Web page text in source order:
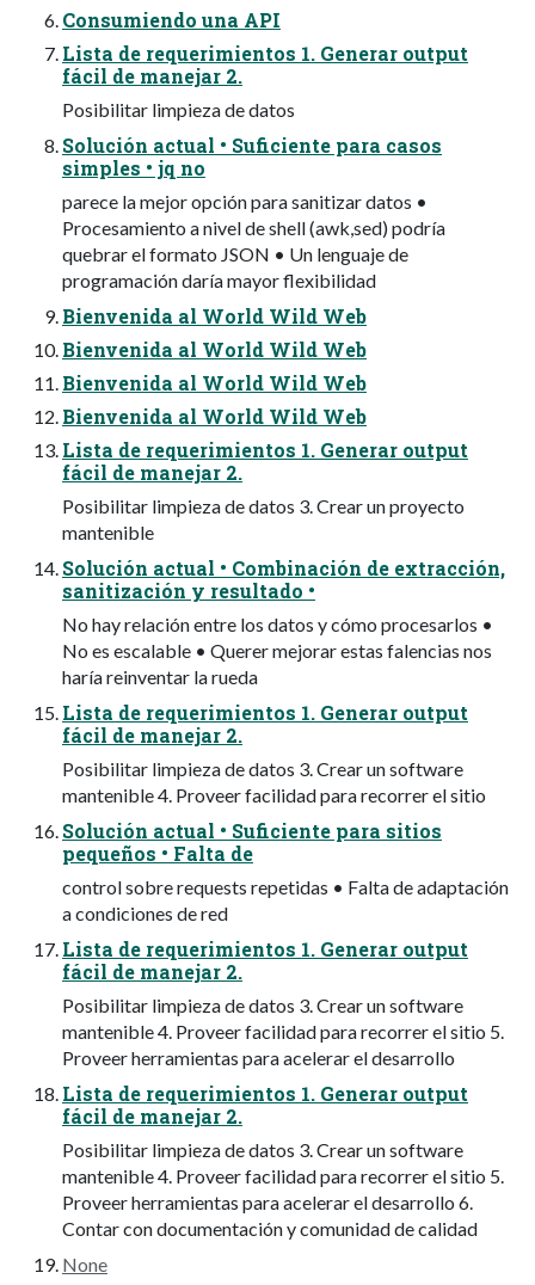
Consumiendo una API
Lista de requerimientos 1. Generar output
fácil de manejar 2.
Posibilitar limpieza de datos
Solución actual • Suficiente para casos
simples • jq no
parece la mejor opción para sanitizar datos •
Procesamiento a nivel de shell (awk,sed) podría
quebrar el formato JSON • Un lenguaje de
programación daría mayor flexibilidad
Bienvenida al World Wild Web
Bienvenida al World Wild Web
Bienvenida al World Wild Web
Bienvenida al World Wild Web
Lista de requerimientos 1. Generar output
fácil de manejar 2.
Posibilitar limpieza de datos 3. Crear un proyecto
mantenible
Solución actual • Combinación de extracción,
sanitización y resultado •
No hay relación entre los datos y cómo procesarlos •
No es escalable • Querer mejorar estas falencias nos
haría reinventar la rueda
Lista de requerimientos 1. Generar output
fácil de manejar 2.
Posibilitar limpieza de datos 3. Crear un software
mantenible 4. Proveer facilidad para recorrer el sitio
Solución actual • Suficiente para sitios
pequeños • Falta de
control sobre requests repetidas • Falta de adaptación
a condiciones de red
Lista de requerimientos 1. Generar output
fácil de manejar 2.
Posibilitar limpieza de datos 3. Crear un software
mantenible 4. Proveer facilidad para recorrer el sitio 5.
Proveer herramientas para acelerar el desarrollo
Lista de requerimientos 1. Generar output
fácil de manejar 2.
Posibilitar limpieza de datos 3. Crear un software
mantenible 4. Proveer facilidad para recorrer el sitio 5.
Proveer herramientas para acelerar el desarrollo 6.
Contar con documentación y comunidad de calidad
None